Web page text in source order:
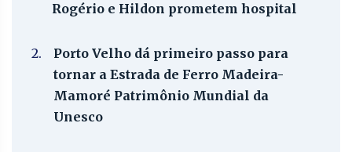
Rogério e Hildon prometem hospital
2.
Porto Velho dá primeiro passo para
tornar a Estrada de Ferro Madeira-
Mamoré Patrimônio Mundial da
Unesco